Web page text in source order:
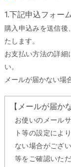
1.下記申込フォー
購入申込みを送信後
たします。
お支払い方法の詳細
い。
メールが届かない場
【メールが届か
お使いのメール
ト等の設定によ
ない場合がござ
等をご確認いた